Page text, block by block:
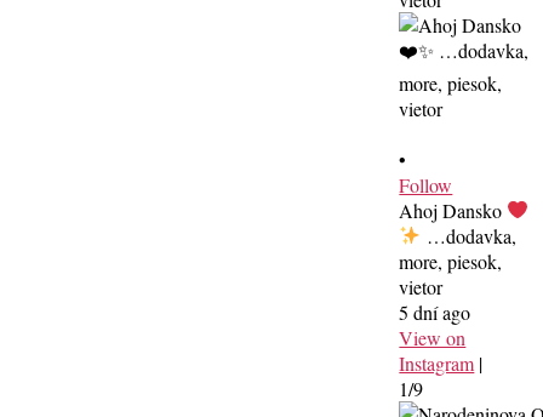
•
Follow
Ahoj Dansko
…dodavka,
more, piesok,
vietor
5 dní ago
View on
Instagram |
1/9